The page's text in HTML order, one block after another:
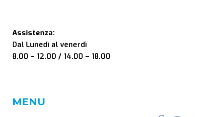
Assistenza:
Dal Lunedì al venerdì
8.00 – 12.00 / 14.00 – 18.00
MENU